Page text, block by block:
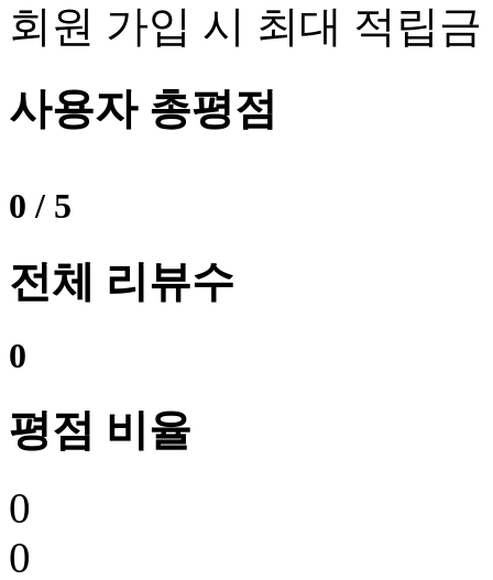
회원 가입 시 최대 적립
사용자 총평점
0 / 5
전체 리뷰수
0
평점 비율
0
0